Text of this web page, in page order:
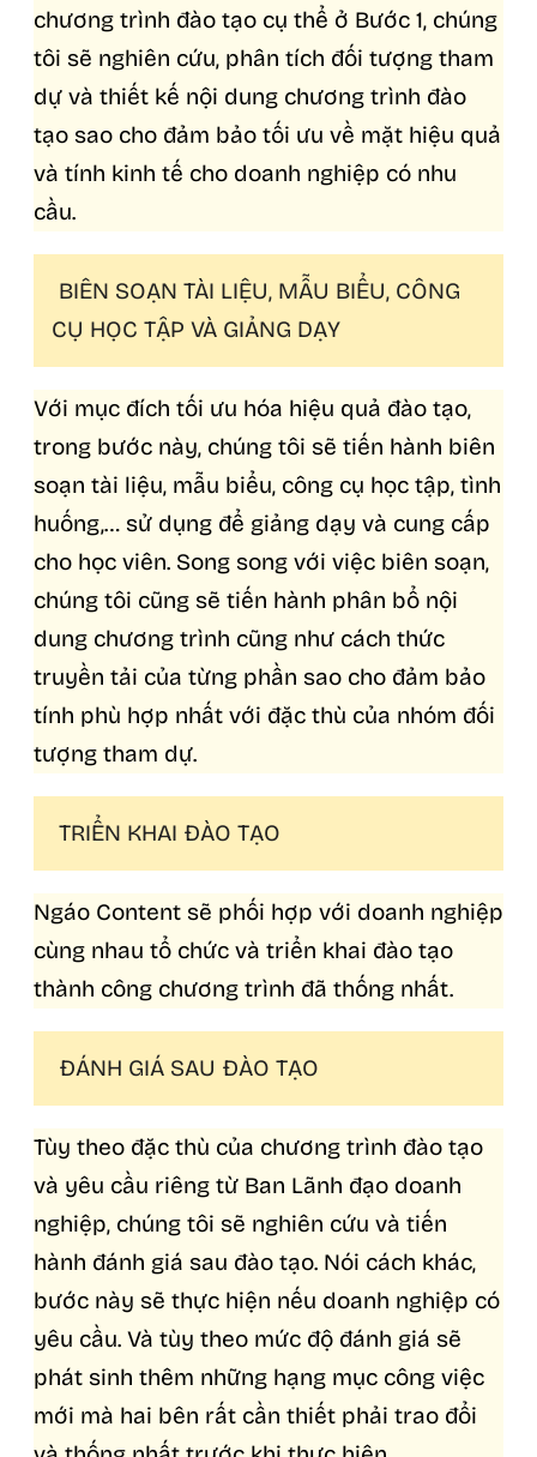
chương trình đào tạo cụ thể ở Bước 1, chúng
tôi sẽ nghiên cứu, phân tích đối tượng tham
dự và thiết kế nội dung chương trình đào
tạo sao cho đảm bảo tối ưu về mặt hiệu quả
và tính kinh tế cho doanh nghiệp có nhu
cầu.
BIÊN SOẠN TÀI LIỆU, MẪU BIỂU, CÔNG
CỤ HỌC TẬP VÀ GIẢNG DẠY
Với mục đích tối ưu hóa hiệu quả đào tạo,
trong bước này, chúng tôi sẽ tiến hành biên
soạn tài liệu, mẫu biểu, công cụ học tập, tình
huống,… sử dụng để giảng dạy và cung cấp
cho học viên. Song song với việc biên soạn,
chúng tôi cũng sẽ tiến hành phân bổ nội
dung chương trình cũng như cách thức
truyền tải của từng phần sao cho đảm bảo
tính phù hợp nhất với đặc thù của nhóm đối
tượng tham dự.
TRIỂN KHAI ĐÀO TẠO
Ngáo Content sẽ phối hợp với doanh nghiệp
cùng nhau tổ chức và triển khai đào tạo
thành công chương trình đã thống nhất.
ĐÁNH GIÁ SAU ĐÀO TẠO
Tùy theo đặc thù của chương trình đào tạo
và yêu cầu riêng từ Ban Lãnh đạo doanh
nghiệp, chúng tôi sẽ nghiên cứu và tiến
hành đánh giá sau đào tạo. Nói cách khác,
bước này sẽ thực hiện nếu doanh nghiệp có
yêu cầu. Và tùy theo mức độ đánh giá sẽ
phát sinh thêm những hạng mục công việc
mới mà hai bên rất cần thiết phải trao đổi